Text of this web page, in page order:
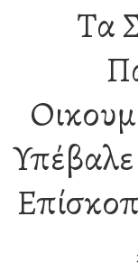
Τα